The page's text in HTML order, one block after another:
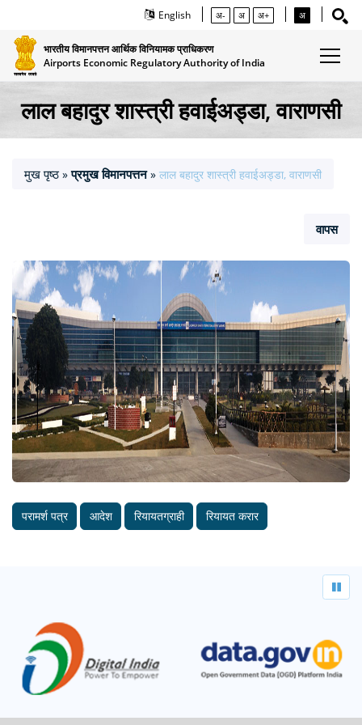
English अ- अ अ+ अ
भारतीय विमानपत्तन आर्थिक विनियामक प्राधिकरण
Airports Economic Regulatory Authority of India
लाल बहादुर शास्‍त्री हवाईअड्डा, वाराणसी
मुख पृष्ठ » प्रमुख विमानपत्तन » लाल बहादुर शास्‍त्री हवाईअड्डा, वाराणसी
वापस
परामर्श पत्र आदेश रियायतग्राही रियायत करार